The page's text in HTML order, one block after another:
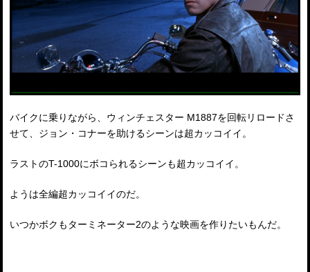
バイクに乗りながら、ウィンチェスター M1887を回転リロードさ
せて、ジョン・コナーを助けるシーンは超カッコイイ。
ラストのT-1000にボコられるシーンも超カッコイイ。
ようは全編超カッコイイのだ。
いつかボクもターミネーター2のような映画を作りたいもんだ。